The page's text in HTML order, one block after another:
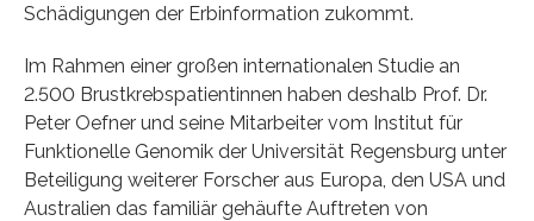
Schädigungen der Erbinformation zukommt.
Im Rahmen einer großen internationalen Studie an
2.500 Brustkrebspatientinnen haben deshalb Prof. Dr.
Peter Oefner und seine Mitarbeiter vom Institut für
Funktionelle Genomik der Universität Regensburg unter
Beteiligung weiterer Forscher aus Europa, den USA und
Australien das familiär gehäufte Auftreten von